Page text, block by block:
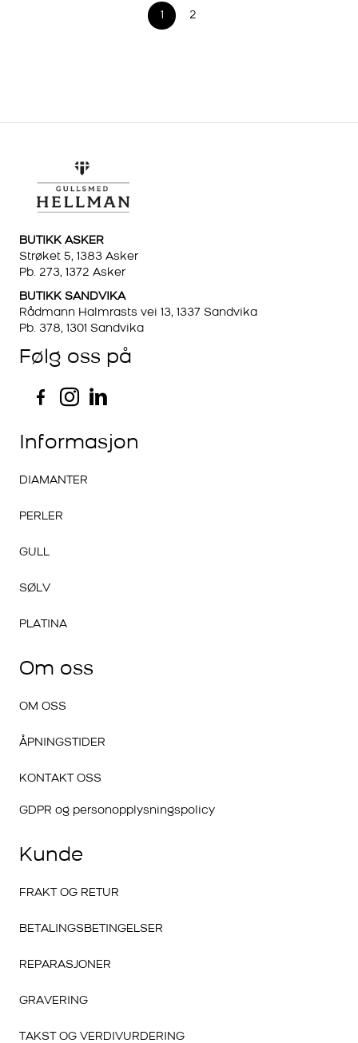
1 2
BUTIKK ASKER
Strøket 5, 1383 Asker
Pb. 273, 1372 Asker
BUTIKK SANDVIKA
Rådmann Halmrasts vei 13, 1337 Sandvika
Pb. 378, 1301 Sandvika
Følg oss på
Informasjon
DIAMANTER
PERLER
GULL
SØLV
PLATINA
Om oss
OM OSS
ÅPNINGSTIDER
KONTAKT OSS
GDPR og personopplysningspolicy
Kunde
FRAKT OG RETUR
BETALINGSBETINGELSER
REPARASJONER
GRAVERING
TAKST OG VERDIVURDERING